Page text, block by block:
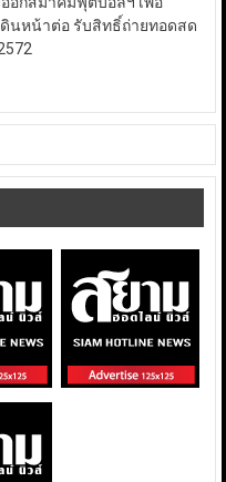
นหน้าต่อ รับสิทธิ์ถ่ายทอดสด